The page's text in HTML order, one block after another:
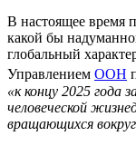
В настоящее время
какой бы
глобальный
Управлением ООН
«к концу 2025 года
человеческой
вращающихся